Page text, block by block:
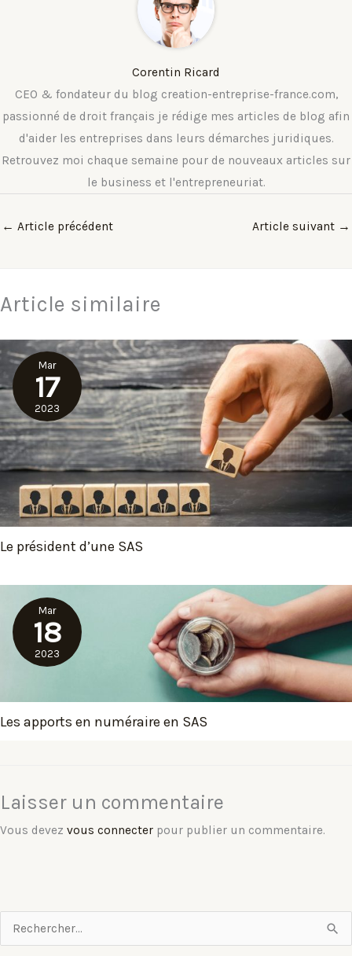
Corentin Ricard
CEO & fondateur du blog creation-entreprise-france.com,
passionné de droit français je rédige mes articles de blog afin
d'aider les entreprises dans leurs démarches juridiques.
Retrouvez moi chaque semaine pour de nouveaux articles sur
le business et l'entrepreneuriat.
← Article précédent Article suivant →
Article similaire
Mar
17
2023
Le président d’une SAS
Mar
18
2023
Les apports en numéraire en SAS
Laisser un commentaire
Vous devez vous connecter pour publier un commentaire.
e